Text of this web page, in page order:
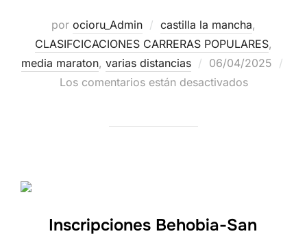
por ocioru_Admin castilla la mancha,
CLASIFCICACIONES CARRERAS POPULARES,
media maraton, varias distancias
06/04/2025
Los comentarios están desactivados
Inscripciones Behobia-San